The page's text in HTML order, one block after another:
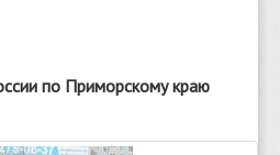
по Приморскому краю